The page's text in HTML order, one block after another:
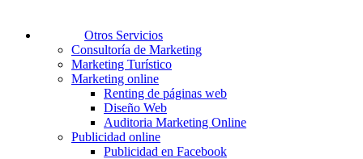
Otros Servicios
Consultoría de Marketing
Marketing Turístico
Marketing online
Renting de páginas web
Diseño Web
Auditoria Marketing Online
Publicidad online
Publicidad en Facebook